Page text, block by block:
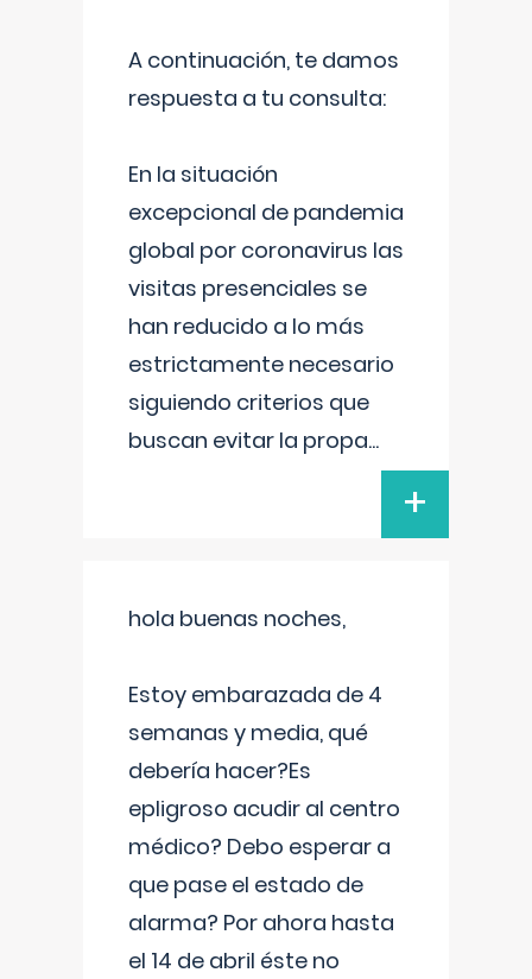
A continuación, te damos
respuesta a tu consulta:
En la situación
excepcional de pandemia
global por coronavirus las
visitas presenciales se
han reducido a lo más
estrictamente necesario
siguiendo criterios que
buscan evitar la propa...
+
hola buenas noches,
Estoy embarazada de 4
semanas y media, qué
debería hacer?Es
epligroso acudir al centro
médico? Debo esperar a
que pase el estado de
alarma? Por ahora hasta
el 14 de abril éste no